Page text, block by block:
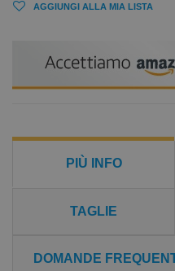
AGGIUNGI ALLA MIA LISTA
PIÙ INFO
TAGLIE
DOMANDE